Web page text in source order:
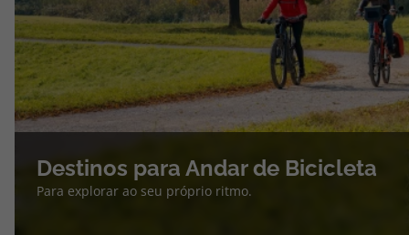
Destinos para Andar de Bicicleta
Para explorar ao seu próprio ritmo.